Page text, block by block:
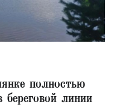
полностью
линии